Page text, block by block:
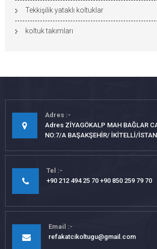
Tekkişilik yataklı koltuklar
koltuk takımları
Adres
Adres ZİYAGÖKALP MAH BAĞLAR
NO:7/A BAŞAKŞEHİR/ İKİTELLİ/
Tel
+90 212 494 25 70 +90 850 259 79 70
Email
refakatcikoltugu@gmail.com